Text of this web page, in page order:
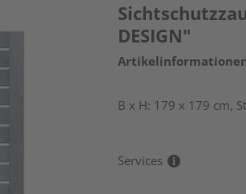
DESIGN"
B x H: 179 x 179 cm,
Services